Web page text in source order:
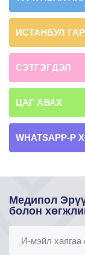
ИСТАНБУЛ
СЭТГЭГДЭЛ
ЦАГ АВАХ
WHATSAPP-
Медипол
болон